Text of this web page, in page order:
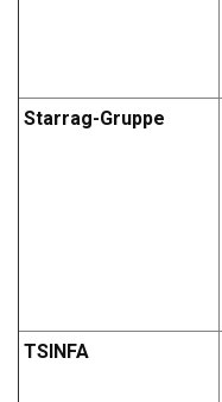
Starrag-Gruppe
TSINFA